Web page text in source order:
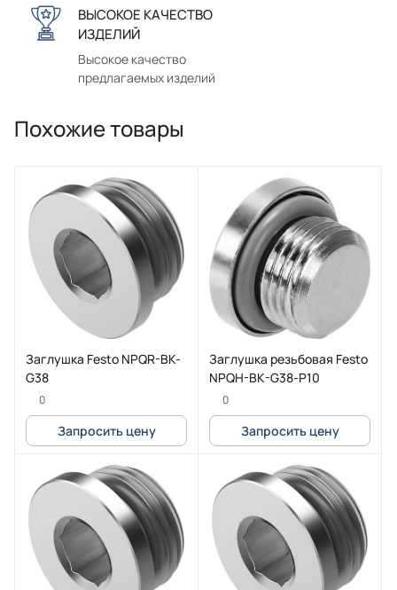
ВЫСОКОЕ КАЧЕСТВО
ИЗДЕЛИЙ
Высокое качество
предлагаемых изделий
Похожие товары
Заглушка Festo NPQR-BK-
G38
0
Запросить цену
Заглушка резьбовая Festo
NPQH-BK-G38-P10
0
Запросить цену